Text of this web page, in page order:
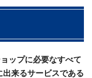
ップに必要なすべて
来るサービスである